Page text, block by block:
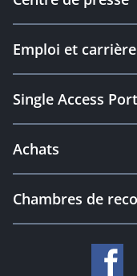
Emploi et carrière
Single Access
Achats
Chambres de